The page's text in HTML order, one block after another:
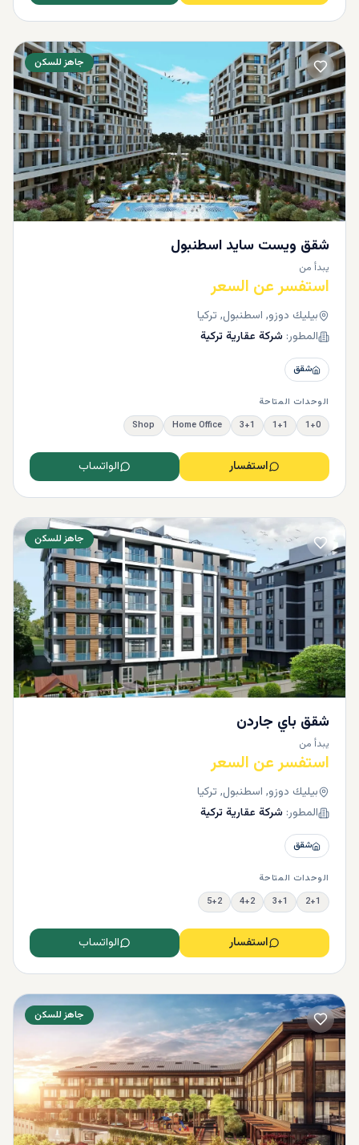
جاهز للسكن
شقق ويست سايد اسطنبول
يبدأ من
استفسر عن السعر
بيليك دوزو, اسطنبول, تركيا
المطور: شركة عقارية تركية
شقق
الوحدات المتاحة
1+0
1+1
3+1
Home Office
Shop
استفسار الواتساب
جاهز للسكن
شقق باي جاردن
يبدأ من
استفسر عن السعر
بيليك دوزو, اسطنبول, تركيا
المطور: شركة عقارية تركية
شقق
الوحدات المتاحة
2+1
3+1
4+2
5+2
استفسار الواتساب
جاهز للسكن